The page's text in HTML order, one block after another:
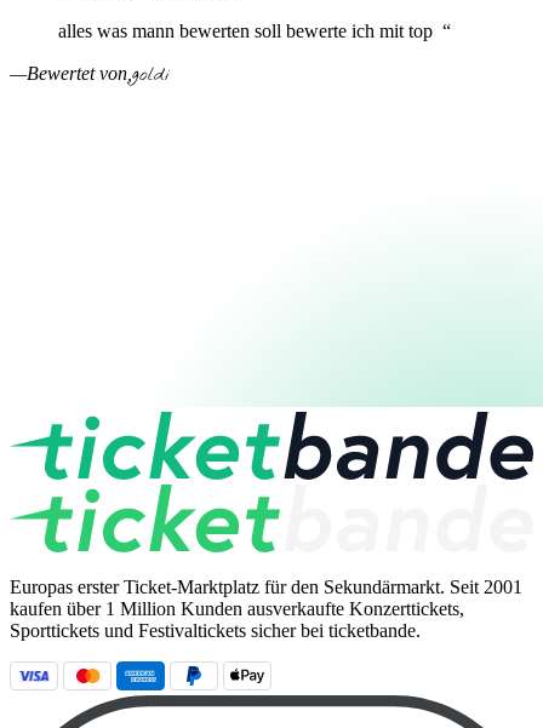
alles was mann bewerten soll bewerte ich mit top “
—Bewertet von, goldi
Europas erster Ticket-Marktplatz für den Sekundärmarkt. Seit 2001
kaufen über 1 Million Kunden ausverkaufte Konzerttickets,
Sporttickets und Festivaltickets sicher bei ticketbande.